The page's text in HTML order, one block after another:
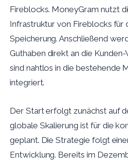
Fireblocks. MoneyGram nutzt
Infrastruktur von Fireblocks für
Speicherung. Anschließend
Guthaben direkt an die
sind nahtlos in die bestehende
integriert.
Der Start erfolgt zunächst auf
globale Skalierung ist für die
geplant. Die Strategie folgt
Entwicklung. Bereits im